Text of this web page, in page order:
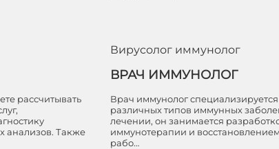
рассчитывать
анализов. Также
Вирусолог иммунолог
ВРАЧ ИММУНОЛОГ
Врач иммунолог
различных типов иммунных
лечении, он занимается
иммунотерапии и
рабо…